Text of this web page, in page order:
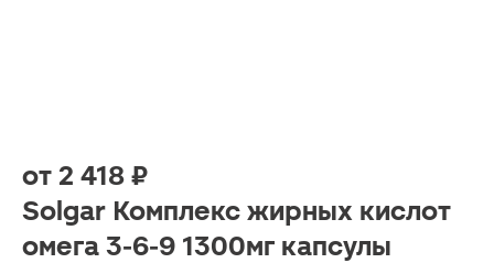
от 2 418 ₽
Solgar Комплекс жирных кислот
омега 3-6-9 1300мг капсулы